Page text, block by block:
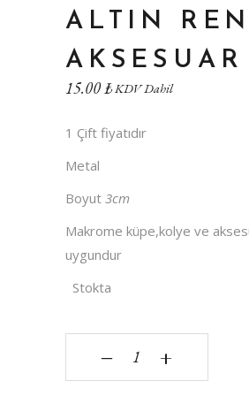
ALTIN
AKSESUAR
15.00₺KDV Dahil
1 Çift fiyatıdır
Metal
Boyut 3cm
Makrome küpe,kolye ve
uygundur
Stokta
Kalp Model Altın Renk
‒ +